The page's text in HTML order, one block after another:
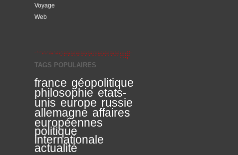
Voyage
Web
TAGS POPULAIRES
france géopolitique
philosophie etats-
unis europe russie
allemagne affaires
européennes
politique
internationale
actualité